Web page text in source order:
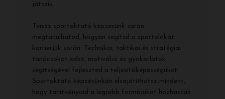
játszik.
Tenisz sportoktató képzésünk során
megtanulhatod, hogyan segítsd a sportolókat
karrierjük során. Technikai, taktikai és stratégiai
tanácsokat adsz, motiválsz és gyakorlatok
segítségével fejleszted a teljesítőképességüket.
Sportoktató képzésünkön elsajátíthatsz mindent,
hogy tanítványaid a legjobb formájukat hozhassák